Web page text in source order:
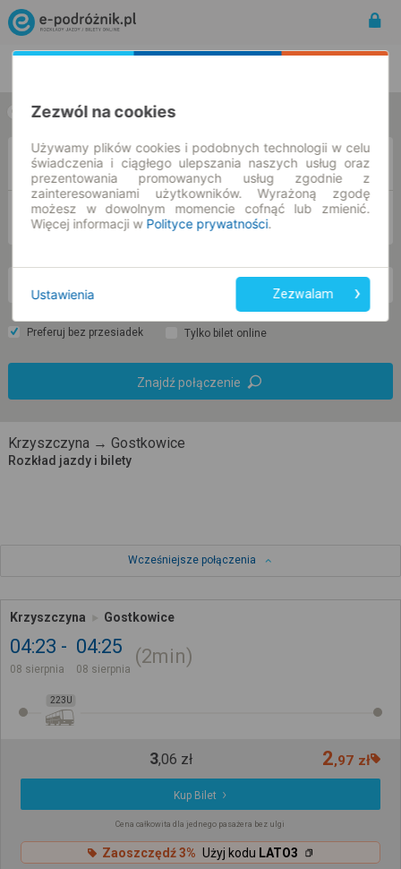
w jedną stronę w obie strony
Z
DO
so. 8 sie.
Preferuj bez przesiadek Tylko bilet online
Znajdź połączenie
Krzyszczyna → Gostkowice
Rozkład jazdy i bilety
Wcześniejsze połączenia
Krzyszczyna Gostkowice
04:23
08 sierpnia
04:25
08 sierpnia
2min
223U
3,06 zł 2,97 zł
Kup Bilet
Cena całkowita dla jednego pasażera bez ulgi
Zaoszczędź 3% Użyj kodu LATO3
Zezwól na cookies
Używamy plików cookies i podobnych technologii w celu
świadczenia i ciągłego ulepszania naszych usług oraz
prezentowania promowanych usług zgodnie z
zainteresowaniami użytkowników. Wyrażoną zgodę
możesz w dowolnym momencie cofnąć lub zmienić.
Więcej informacji w Polityce prywatności.
Ustawienia Zezwalam